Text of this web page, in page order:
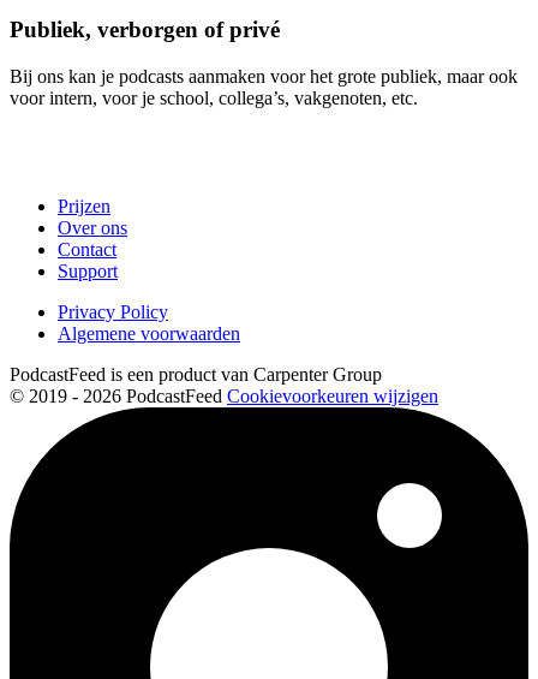
Publiek, verborgen of privé
Bij ons kan je podcasts aanmaken voor het grote publiek, maar ook
voor intern, voor je school, collega’s, vakgenoten, etc.
Prijzen
Over ons
Contact
Support
Privacy Policy
Algemene voorwaarden
PodcastFeed is een product van Carpenter Group
© 2019 - 2026 PodcastFeed Cookievoorkeuren wijzigen